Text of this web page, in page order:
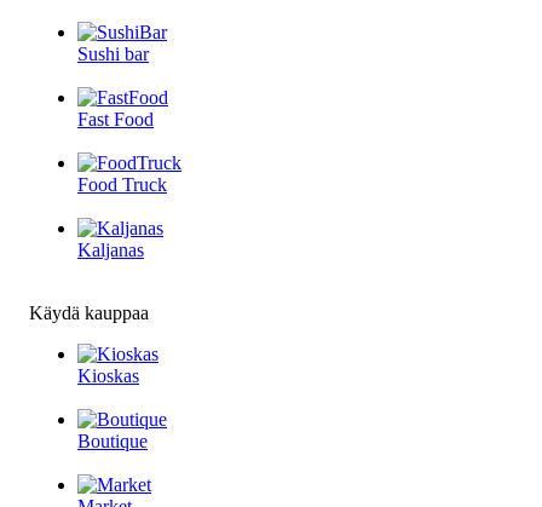
Sushi bar
Fast Food
Food Truck
Kaljanas
Käydä kauppaa
Kioskas
Boutique